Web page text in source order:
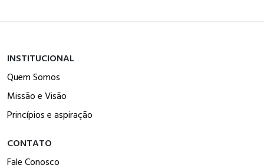
INSTITUCIONAL
Quem Somos
Missão e Visão
Princípios e aspiração
CONTATO
Fale Conosco